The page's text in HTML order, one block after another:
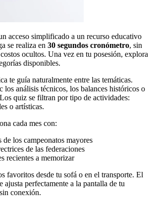
acceso simplificado a un recurso educativo
se realiza en 30 segundos cronómetro, sin
ocultos. Una vez en tu posesión, explora
disponibles.
te guía naturalmente entre las temáticas.
los análisis técnicos, los balances históricos o
quiz se filtran por tipo de actividades:
o artísticas.
cada mes con:
de los campeonatos mayores
de las federaciones
recientes a memorizar
favoritos desde tu sofá o en el transporte. El
ajusta perfectamente a la pantalla de tu
conexión.